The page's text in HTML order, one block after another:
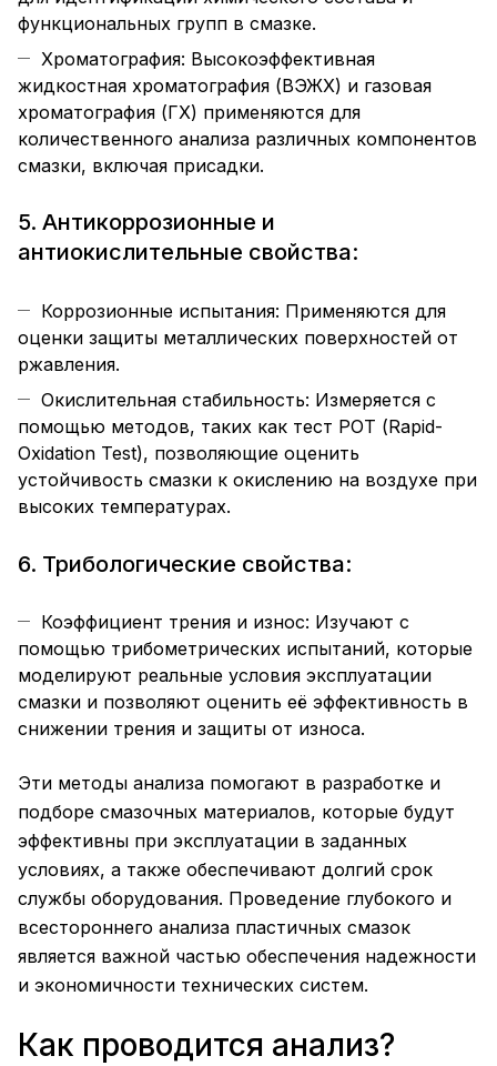
функциональных групп в смазке.
Хроматография: Высокоэффективная
жидкостная хроматография (ВЭЖХ) и газовая
хроматография (ГХ) применяются для
количественного анализа различных компонентов
смазки, включая присадки.
5. Антикоррозионные и
антиокислительные свойства:
Коррозионные испытания: Применяются для
оценки защиты металлических поверхностей от
ржавления.
Окислительная стабильность: Измеряется с
помощью методов, таких как тест РОТ (Rapid-
Oxidation Test), позволяющие оценить
устойчивость смазки к окислению на воздухе при
высоких температурах.
6. Трибологические свойства:
Коэффициент трения и износ: Изучают с
помощью трибометрических испытаний, которые
моделируют реальные условия эксплуатации
смазки и позволяют оценить её эффективность в
снижении трения и защиты от износа.
Эти методы анализа помогают в разработке и
подборе смазочных материалов, которые будут
эффективны при эксплуатации в заданных
условиях, а также обеспечивают долгий срок
службы оборудования. Проведение глубокого и
всестороннего анализа пластичных смазок
является важной частью обеспечения надежности
и экономичности технических систем.
Как проводится анализ?